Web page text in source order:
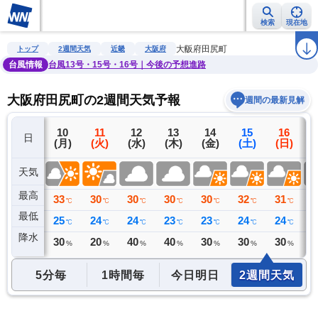
検索 現在地
雨雲レーダー 台風情報 地震情報 警報・注意報 ラ
トップ 2週間天気 近畿 大阪府
大阪府田尻町
台風情報
台風13号・15号・16号｜今後の予想進路
大阪府田尻町の2週間天気予報 週間の最新見解
日
天気
最高
最低
降水
9
(日)
28 ℃
27 ℃
0 ミリ
10
(月)
33 ℃
25 ℃
30 %
11
(火)
30 ℃
24 ℃
20 %
12
(水)
30 ℃
24 ℃
40 %
13
(木)
30 ℃
23 ℃
40 %
14
(金)
30 ℃
23 ℃
30 %
15
(土)
32 ℃
24 ℃
30 %
16
(日)
31 ℃
24 ℃
30 %
5分毎 1時間毎 今日明日 2週間天気